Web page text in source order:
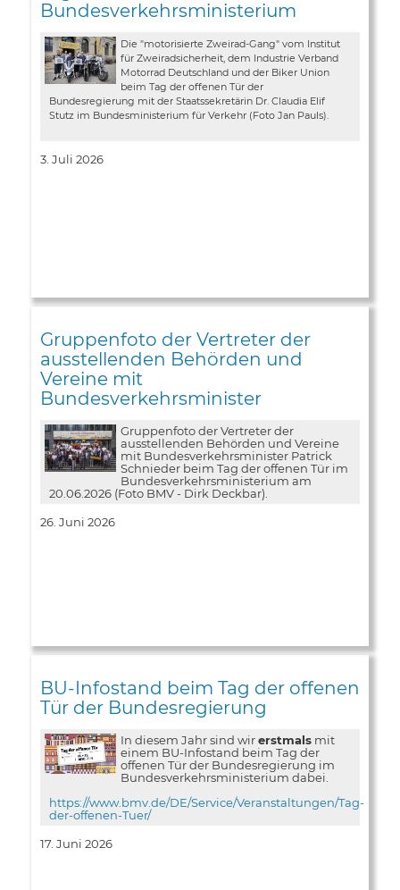
Bundesverkehrsministerium
Die "motorisierte Zweirad-Gang" vom Institut
für Zweiradsicherheit, dem Industrie Verband
Motorrad Deutschland und der Biker Union
beim Tag der offenen Tür der
Bundesregierung mit der Staatssekretärin Dr. Claudia Elif
Stutz im Bundesministerium für Verkehr (Foto Jan Pauls).
3. Juli 2026
Gruppenfoto der Vertreter der
ausstellenden Behörden und
Vereine mit
Bundesverkehrsminister
Gruppenfoto der Vertreter der
ausstellenden Behörden und Vereine
mit Bundesverkehrsminister Patrick
Schnieder beim Tag der offenen Tür im
Bundesverkehrsministerium am
20.06.2026 (Foto BMV - Dirk Deckbar).
26. Juni 2026
BU-Infostand beim Tag der offenen
Tür der Bundesregierung
In diesem Jahr sind wirerstmals mit
einem BU-Infostand beim Tag der
offenen Tür der Bundesregierung im
Bundesverkehrsministerium dabei.
https://www.bmv.de/DE/Service/Veranstaltungen/Tag-
der-offenen-Tuer/
17. Juni 2026